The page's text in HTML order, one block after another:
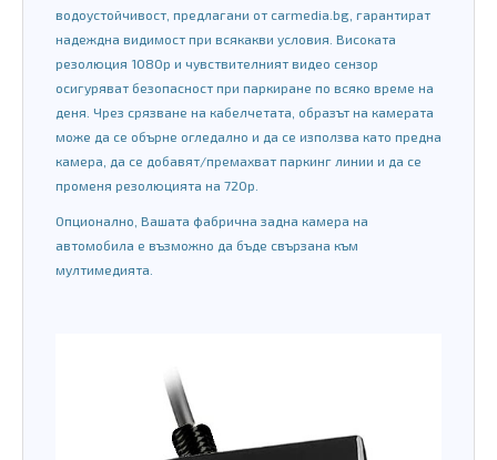
водоустойчивост, предлагани от carmedia.bg, гарантират
надеждна видимост при всякакви условия. Високата
резолюция 1080p и чувствителният видео сензор
осигуряват безопасност при паркиране по всяко време на
деня. Чрез срязване на кабелчетата, образът на камерата
може да се обърне огледално и да се използва като предна
камера, да се добавят/премахват паркинг линии и да се
променя резолюцията на 720p.
Опционално, Вашата фабрична задна камера на
автомобила е възможно да бъде свързана към
мултимедията.